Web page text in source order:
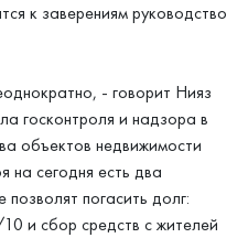
к заверениям руководство
- говорит Нияз
госконтроля и надзора в
объектов недвижимости
на сегодня есть два
погасить долг:
и сбор средств с жителей